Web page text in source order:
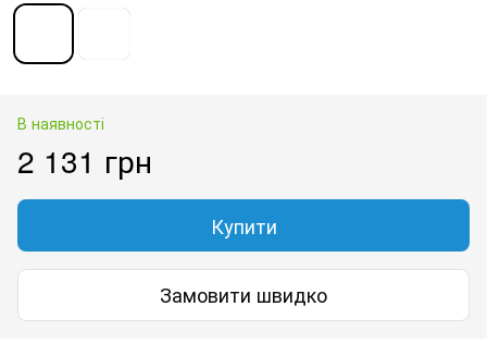
В наявності
2 131 грн
Купити
Замовити швидко